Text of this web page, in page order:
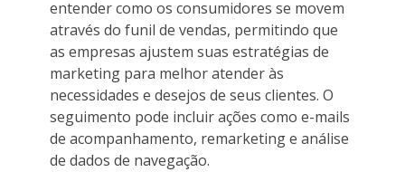
entender como os consumidores se movem
através do funil de vendas, permitindo que
as empresas ajustem suas estratégias de
marketing para melhor atender às
necessidades e desejos de seus clientes. O
seguimento pode incluir ações como e-mails
de acompanhamento, remarketing e análise
de dados de navegação.